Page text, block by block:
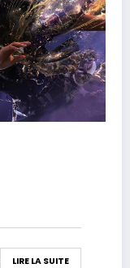
LIRE LA SUITE